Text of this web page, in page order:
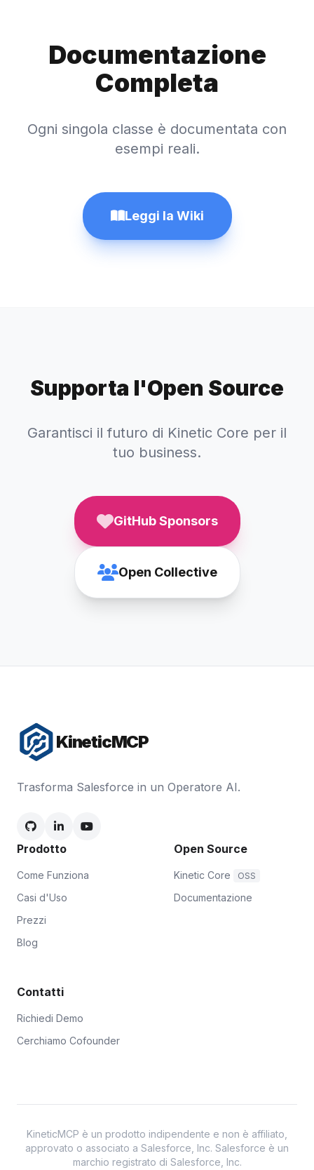
Documentazione
Completa
Ogni singola classe è documentata con
esempi reali.
Leggi la Wiki
Supporta l'Open Source
Garantisci il futuro di Kinetic Core per il
tuo business.
GitHub Sponsors
Open Collective
KineticMCP
Trasforma Salesforce in un Operatore AI.
Prodotto
Come Funziona
Casi d'Uso
Prezzi
Blog
Open Source
Kinetic Core OSS
Documentazione
Contatti
Richiedi Demo
Cerchiamo Cofounder
KineticMCP è un prodotto indipendente e non è affiliato,
approvato o associato a Salesforce, Inc. Salesforce è un
marchio registrato di Salesforce, Inc.